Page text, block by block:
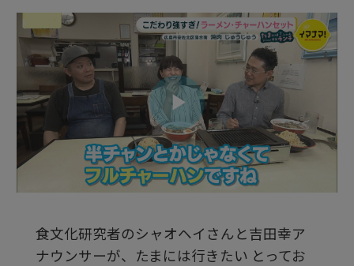
ビ
デ
オ
食文化研究者のシャオヘイさんと吉田幸ア
ナウンサーが、たまには行きたい とってお